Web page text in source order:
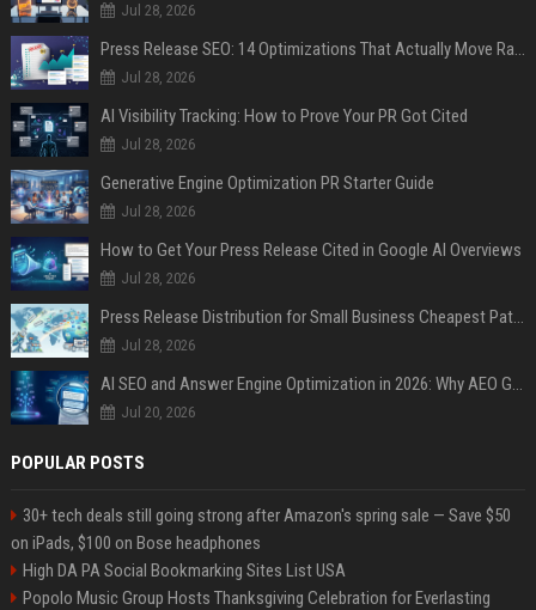
Jul 28, 2026
Press Release SEO: 14 Optimizations That Actually Move Rankings
Jul 28, 2026
AI Visibility Tracking: How to Prove Your PR Got Cited
Jul 28, 2026
Generative Engine Optimization PR Starter Guide
Jul 28, 2026
How to Get Your Press Release Cited in Google AI Overviews
Jul 28, 2026
Press Release Distribution for Small Business Cheapest Path to Real Coverage
Jul 28, 2026
AI SEO and Answer Engine Optimization in 2026: Why AEO Grew 5,500% and How Brands Are Adapting
Jul 20, 2026
POPULAR POSTS
30+ tech deals still going strong after Amazon's spring sale — Save $50
on iPads, $100 on Bose headphones
High DA PA Social Bookmarking Sites List USA
Popolo Music Group Hosts Thanksgiving Celebration for Everlasting